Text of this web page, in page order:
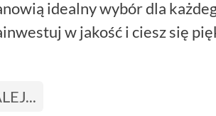
idealny wybór dla
w jakość i ciesz się